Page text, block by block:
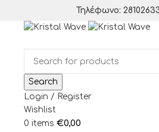
Τηλέφωνο:
Search
Login / Register
Wishlist
0 items €0,00